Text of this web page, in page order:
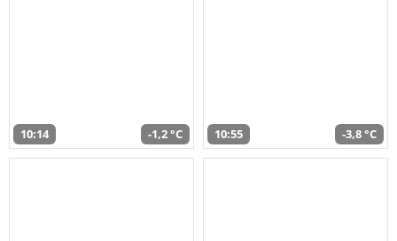
10:14 -1,2 °C 10:55 -3,8 °C